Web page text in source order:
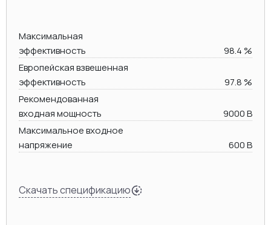
Максимальная
эффективность
98.4 %
Европейская взвешенная
эффективность
97.8 %
Рекомендованная
входная мощность
9000 В
Максимальное входное
напряжение
600 В
Скачать спецификацию